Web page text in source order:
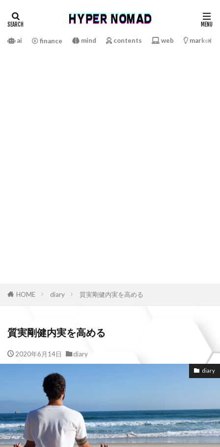
ai finance mind contents web
HOME diary 質実剛健内実を高める
質実剛健内実を高める
2020年6月14日 diary
diary